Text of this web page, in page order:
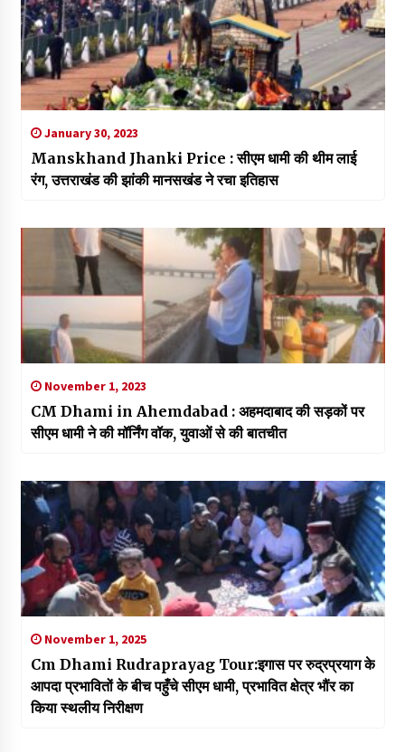
January 30, 2023
Manskhand Jhanki Price : सीएम धामी की थीम लाई
रंग, उत्तराखंड की झांकी मानसखंड ने रचा इतिहास
November 1, 2023
CM Dhami in Ahemdabad : अहमदाबाद की सड़कों पर
सीएम धामी ने की मॉर्निंग वॉक, युवाओं से की बातचीत
November 1, 2025
Cm Dhami Rudraprayag Tour:इगास पर रुद्रप्रयाग के
आपदा प्रभावितों के बीच पहुँचे सीएम धामी, प्रभावित क्षेत्र भौंर का
किया स्थलीय निरीक्षण